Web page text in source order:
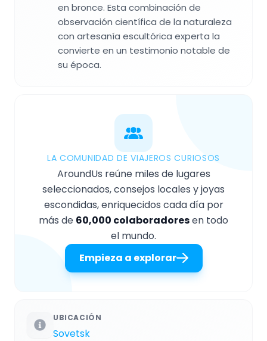
en bronce. Esta combinación de
observación científica de la naturaleza
con artesanía escultórica experta la
convierte en un testimonio notable de
su época.
LA COMUNIDAD DE VIAJEROS CURIOSOS
AroundUs reúne miles de lugares
seleccionados, consejos locales y joyas
escondidas, enriquecidos cada día por
más de 60,000 colaboradoresen todo
el mundo.
Empieza a explorar
UBICACIÓN
Sovetsk